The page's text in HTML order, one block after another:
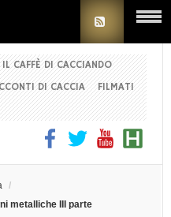
IL CAFFÈ DI CACCIANDO
DI CACCIA
FILMATI
/
metalliche III parte